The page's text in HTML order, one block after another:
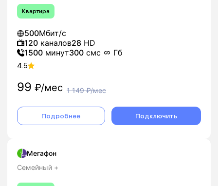
Квартира
500Мбит/с
120 каналов28 HD
1500 минут300 смс Гб
4.5
99 ₽/мес 1 149₽/мес
Подробнее Подключить
Мегафон
Семейный +